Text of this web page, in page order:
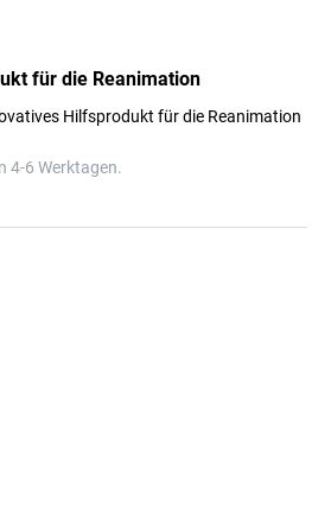
für die Reanimation
Hilfsprodukt für die Reanimation
4-6 Werktagen.